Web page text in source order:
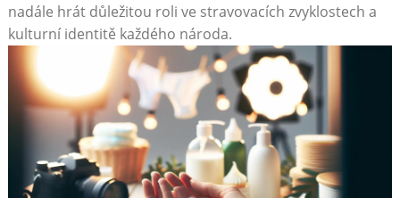
nadále hrát důležitou roli ve stravovacích zvyklostech a
kulturní identitě každého národa.